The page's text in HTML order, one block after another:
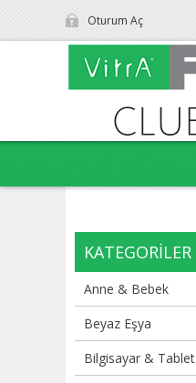
Oturum Aç
KATEGORILER
Anne & Bebek
Beyaz Eşya
Bilgisayar & Tablet